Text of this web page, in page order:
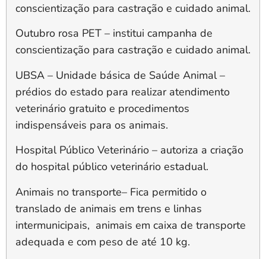
conscientização para castração e cuidado animal.
Outubro rosa PET – institui campanha de
conscientização para castração e cuidado animal.
UBSA – Unidade básica de Saúde Animal –
prédios do estado para realizar atendimento
veterinário gratuito e procedimentos
indispensáveis para os animais.
Hospital Público Veterinário – autoriza a criação
do hospital público veterinário estadual.
Animais no transporte– Fica permitido o
translado de animais em trens e linhas
intermunicipais, animais em caixa de transporte
adequada e com peso de até 10 kg.